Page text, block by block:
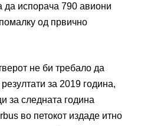
да испорача 790 авиони
од првично
не би требало да
за 2019 година,
за следната година
во петокот издаде итно